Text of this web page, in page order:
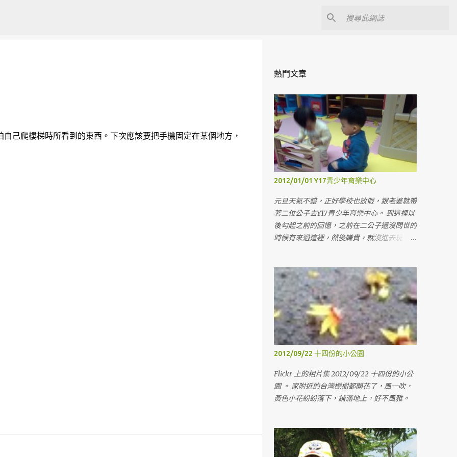
己爬樓梯時所看到的東西。下次應該要把手機固定在某個地方，
熱門文章
2012/01/01 Y17青少年育樂中心
元旦天氣不錯，正好學校也放假，跟老婆就帶
著二位公子去Y17青少年育樂中心。 到這裡以
後勾起之前的回憶，之前在二公子還沒問世的
時候有來過這裡，然後嫌貴，就沒進去玩。
沒用到那麼多，就算了，等有要的時候，再來
找人一起買，這樣才不會心痛。這次只買十
張，買十張，是因為可以在我假日上課的時
候，老婆可以帶兩個小鬼來玩，然後也可以分
兩張給姊姊，讓她可以帶她女兒來玩玩。 裡
面的空間蠻大的，有蠻多東西可以玩，有沙
子、球、積木、各式各樣的玩具，裡面的大姊
姊還會講故事跟帶著動手作一些東西。下午的
場次人比較多，就開始有擁擠的感覺了。 這
次還是沒進旁邊的東和禪寺走走，遺憾。
Generated by Flickr Album Maker
2012/09/22 十四份的小公園
Flickr 上的相片集 2012/09/22 十四份的小公
園 。 家附近的台灣櫟樹都開花了，風一吹，
黃色小花紛紛落下，鋪滿地上，好不風雅。